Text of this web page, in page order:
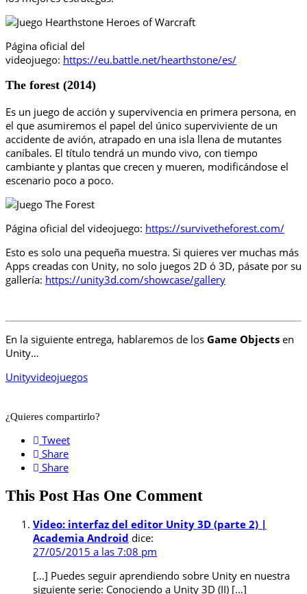
Página oficial del
videojuego: https://eu.battle.net/hearthstone/es/
The forest (2014)
Es un juego de acción y supervivencia en primera persona, en
el que asumiremos el papel del único superviviente de un
accidente de avión, atrapado en una isla llena de mutantes
caníbales. El título tendrá un mundo vivo, con tiempo
cambiante y plantas que crecen y mueren, modificándose el
escenario poco a poco.
Página oficial del videojuego: https://survivetheforest.com/
Esto es solo una pequeña muestra. Si quieres ver muchas más
Apps creadas con Unity, no solo juegos 2D ó 3D, pásate por su
gallería: https://unity3d.com/showcase/gallery
En la siguiente entrega, hablaremos de los Game Objects en
Unity…
Unityvideojuegos
¿Quieres compartirlo?
Tweet
Share
Share
This Post Has One Comment
Video: interfaz del editor Unity 3D (parte 2) |
Academia Android dice:
27/05/2015 a las 7:08 pm
[…] Puedes seguir aprendiendo sobre Unity en nuestra
siguiente serie: Conociendo a Unity 3D (II) […]